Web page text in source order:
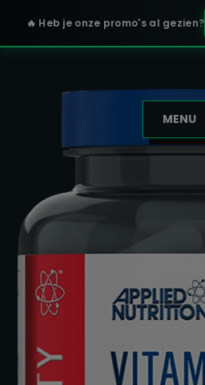
🔥 Heb je onze promo's al gezien?
MENU